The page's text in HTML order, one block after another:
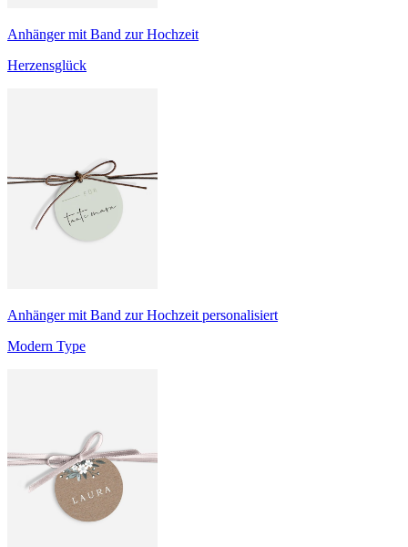
Anhänger mit Band zur Hochzeit
Herzensglück
Anhänger mit Band zur Hochzeit personalisiert
Modern Type